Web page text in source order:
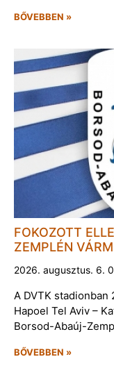
BŐVEBBEN »
FOKOZOTT
ZEMPLÉN
2026. augusztus. 6.
A DVTK
Hapoel Tel Aviv –
Borsod-Abaúj-
BŐVEBBEN »